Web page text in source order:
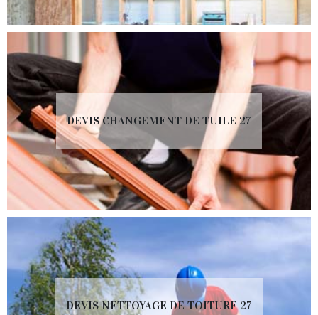
DEVIS CHANGEMENT DE TUILE 27
DEVIS NETTOYAGE DE TOITURE 27